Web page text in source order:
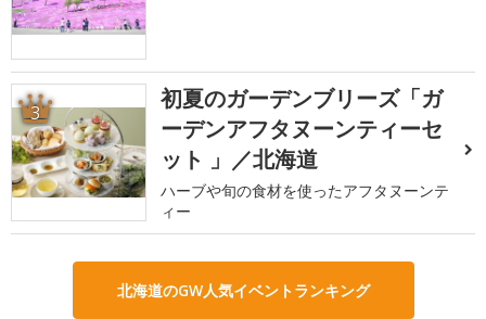
3
初夏のガーデンブリーズ「ガ
ーデンアフタヌーンティーセ
ット 」／北海道
ハーブや旬の食材を使ったアフタヌーンテ
ィー
北海道のGW人気イベントランキング